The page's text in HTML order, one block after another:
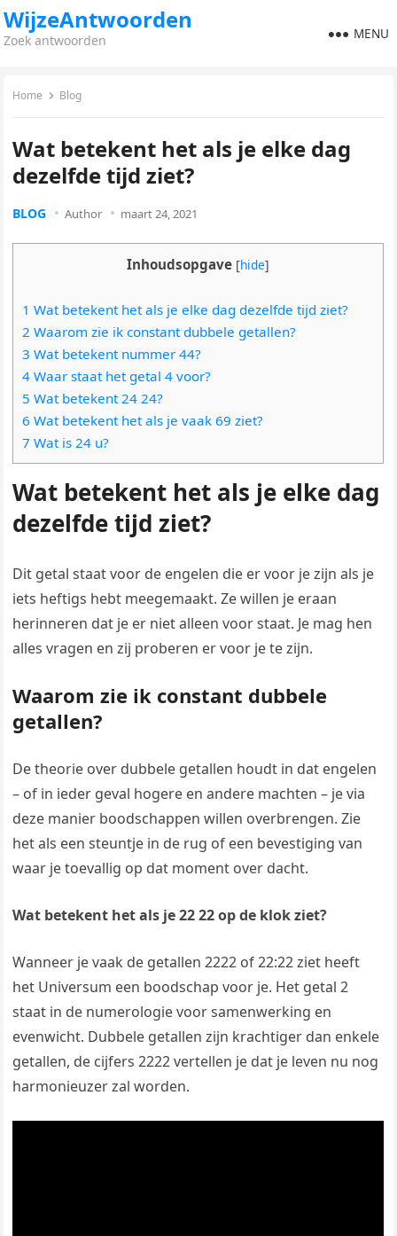
WijzeAntwoorden
Zoek antwoorden MENU
Home Blog
Wat betekent het als je elke dag
dezelfde tijd ziet?
BLOG Author maart 24, 2021
Inhoudsopgave [hide]
1 Wat betekent het als je elke dag dezelfde tijd ziet?
2 Waarom zie ik constant dubbele getallen?
3 Wat betekent nummer 44?
4 Waar staat het getal 4 voor?
5 Wat betekent 24 24?
6 Wat betekent het als je vaak 69 ziet?
7 Wat is 24 u?
Wat betekent het als je elke dag
dezelfde tijd ziet?
Dit getal staat voor de engelen die er voor je zijn als je
iets heftigs hebt meegemaakt. Ze willen je eraan
herinneren dat je er niet alleen voor staat. Je mag hen
alles vragen en zij proberen er voor je te zijn.
Waarom zie ik constant dubbele
getallen?
De theorie over dubbele getallen houdt in dat engelen
– of in ieder geval hogere en andere machten – je via
deze manier boodschappen willen overbrengen. Zie
het als een steuntje in de rug of een bevestiging van
waar je toevallig op dat moment over dacht.
Wat betekent het als je 22 22 op de klok ziet?
Wanneer je vaak de getallen 2222 of 22:22 ziet heeft
het Universum een boodschap voor je. Het getal 2
staat in de numerologie voor samenwerking en
evenwicht. Dubbele getallen zijn krachtiger dan enkele
getallen, de cijfers 2222 vertellen je dat je leven nu nog
harmonieuzer zal worden.